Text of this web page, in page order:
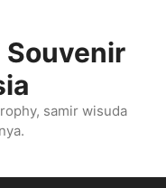
Souvenir
samir wisuda